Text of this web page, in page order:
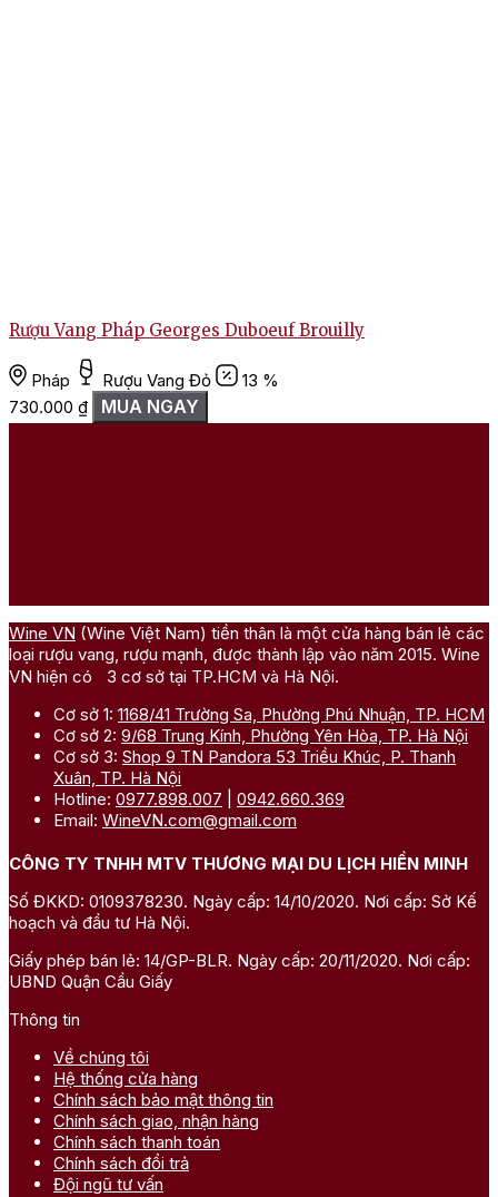
Rượu Vang Pháp Georges Duboeuf Brouilly
Pháp Rượu Vang Đỏ
13 %
730.000 ₫ MUA NGAY
Wine VN (Wine Việt Nam) tiền thân là một cửa hàng bán lẻ các
loại rượu vang, rượu mạnh, được thành lập vào năm 2015. Wine
VN hiện có 3 cơ sở tại TP.HCM và Hà Nội.
Cơ sở 1: 1168/41 Trường Sa, Phường Phú Nhuận, TP. HCM
Cơ sở 2: 9/68 Trung Kính, Phường Yên Hòa, TP. Hà Nội
Cơ sở 3: Shop 9 TN Pandora 53 Triều Khúc, P. Thanh
Xuân, TP. Hà Nội
Hotline: 0977.898.007
0942.660.369
Email: WineVN.com@gmail.com
CÔNG TY TNHH MTV THƯƠNG MẠI DU LỊCH HIỀN MINH
Số ĐKKD: 0109378230. Ngày cấp: 14/10/2020. Nơi cấp: Sở Kế
hoạch và đầu tư Hà Nội.
Giấy phép bán lẻ: 14/GP-BLR. Ngày cấp: 20/11/2020. Nơi cấp:
UBND Quận Cầu Giấy
Thông tin
Về chúng tôi
Hệ thống cửa hàng
Chính sách bảo mật thông tin
Chính sách giao, nhận hàng
Chính sách thanh toán
Chính sách đổi trả
Đội ngũ tư vấn